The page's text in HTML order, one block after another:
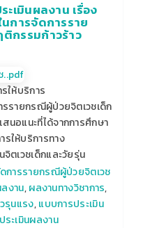
เมินผลงาน เรื่อง
การจัดการราย
กรรมก้าวร้าว
ให้บริการ
รรายกรณีผู้ป่วยจิตเวชเด็ก
นอแนะที่ได้จากการศึกษา
ให้บริการทาง
ตเวชเด็กและวัยรุ่น
การรายกรณีผู้ป่วยจิตเวช
งาน,ผลงานทางวิชาการ,
รุนแรง,แบบการประเมิน
ะเมินผลงาน